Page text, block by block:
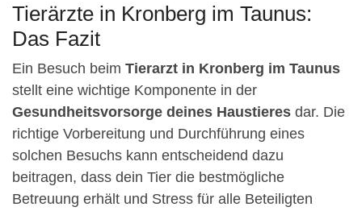
Tierärzte in Kronberg im Taunus:
Das Fazit
Ein Besuch beim Tierarzt in Kronberg im Taunus
stellt eine wichtige Komponente in der
Gesundheitsvorsorge deines Haustieres dar. Die
richtige Vorbereitung und Durchführung eines
solchen Besuchs kann entscheidend dazu
beitragen, dass dein Tier die bestmögliche
Betreuung erhält und Stress für alle Beteiligten